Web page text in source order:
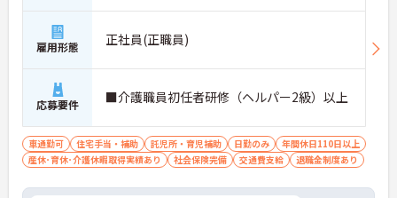
雇用形態 正社員(正職員)
応募要件 ■介護職員初任者研修（ヘルパー2級）以上
車通勤可 住宅手当・補助 託児所・育児補助 日勤のみ
年間休日110日以上
産休･育休･介護休暇取得実績あり
社会保険完備 交通費支給 退職金制度あり